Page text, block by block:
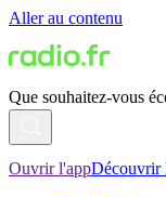
Aller au contenu
Que souhaitez-vous
Ouvrir l'appDécouvrir